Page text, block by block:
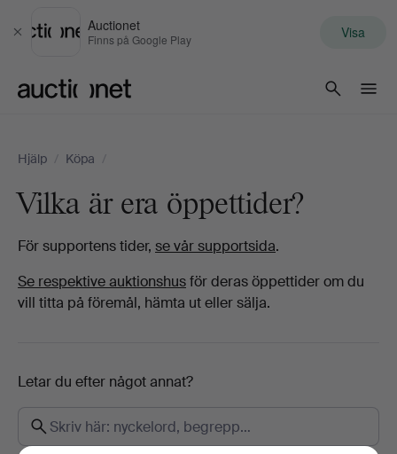
Stäng
Auctionet
Finns på Google Play Visa
Hjälp / Köpa /
Vilka är era öppettider?
För supportens tider, se vår supportsida.
Se respektive auktionshusför deras öppettider om du
vill titta på föremål, hämta ut eller sälja.
Letar du efter något annat?